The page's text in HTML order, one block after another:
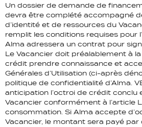
Un dossier de demande de
devra être complété accompagné
d’identité et de ressources du
remplit les conditions requises pour
Alma adressera un contrat pour
Le Vacancier doit préalablement à
crédit prendre connaissance et
Générales d’Utilisation (ci-après
politique de confidentialité d’Alma.
anticipation l’octroi de crédit conclu
Vacancier conformément à l’article
consommation. Si Alma accepte
Vacancier, le montant sera payé